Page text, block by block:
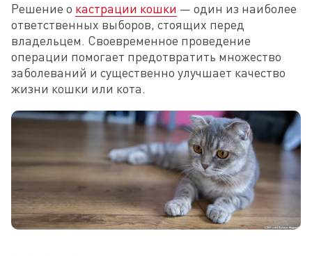
Решение о кастрации кошки — один из наиболее
ответственных выборов, стоящих перед
владельцем. Своевременное проведение
операции помогает предотвратить множество
заболеваний и существенно улучшает качество
жизни кошки или кота.